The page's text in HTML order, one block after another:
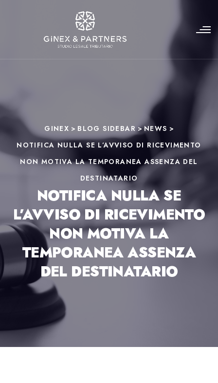
GINEX > BLOG SIDEBAR>NEWS >
NOTIFICA NULLA SE L’AVVISO DI RICEVIMENTO
NON MOTIVA LA TEMPORANEA ASSENZA DEL
DESTINATARIO
NOTIFICA NULLA SE
L’AVVISO DI RICEVIMENTO
NON MOTIVA LA
TEMPORANEA ASSENZA
DEL DESTINATARIO